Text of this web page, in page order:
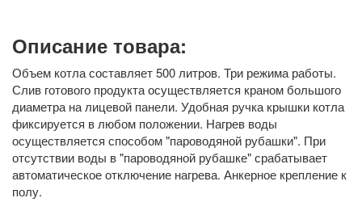
Описание товара:
Объем котла составляет 500 литров. Три режима работы.
Слив готового продукта осуществляется краном большого
диаметра на лицевой панели. Удобная ручка крышки котла
фиксируется в любом положении. Нагрев воды
осуществляется способом "пароводяной рубашки". При
отсутствии воды в "пароводяной рубашке" срабатывает
автоматическое отключение нагрева. Анкерное крепление к
полу.